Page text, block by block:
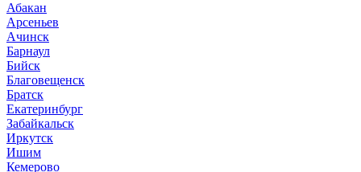
Абакан
Арсеньев
Ачинск
Барнаул
Бийск
Благовещенск
Братск
Екатеринбург
Забайкальск
Иркутск
Ишим
Кемерово